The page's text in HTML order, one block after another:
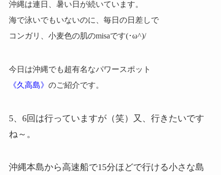
沖縄は連日、暑い日が続いています。
海で泳いでもいないのに、毎日の日差しで
コンガリ、小麦色の肌のmisaです(･ω^)/
今日は沖縄でも超有名なパワースポット
《久高島》 のご紹介です。
5、6回は行っていますが（笑）又、行きたいです
ね～。
沖縄本島から高速船で15分ほどで行ける小さな島